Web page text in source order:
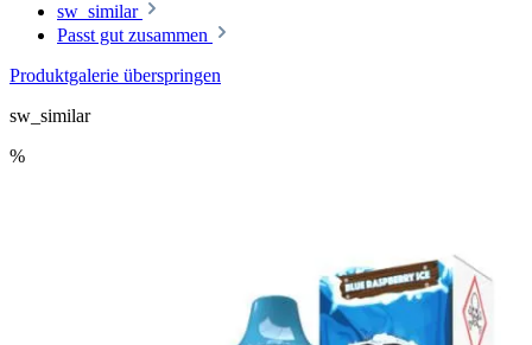
sw_similar
Passt gut zusammen
Produktgalerie überspringen
sw_similar
%